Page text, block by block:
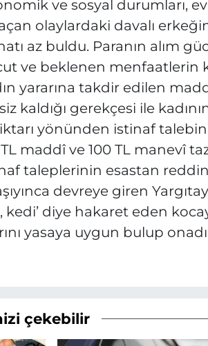
ve sosyal durumları,
olaylardaki davalı
az buldu. Paranın alım
ve beklenen menfaatlerin
yararına takdir edilen
kaldığı gerekçesi ile
yönünden istinaf
TL maddî ve 100 TL manevî
taleplerinin esastan
devreye giren
kedi’ diye hakaret eden
yasaya uygun bulup
çekebilir